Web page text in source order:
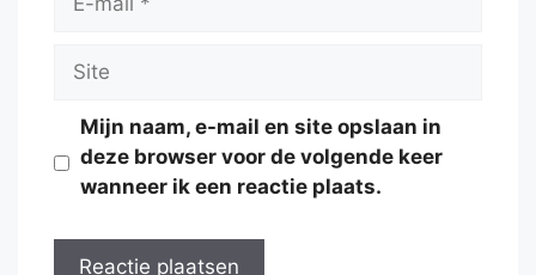
Site
Mijn naam, e-mail en site opslaan in
deze browser voor de volgende keer
wanneer ik een reactie plaats.